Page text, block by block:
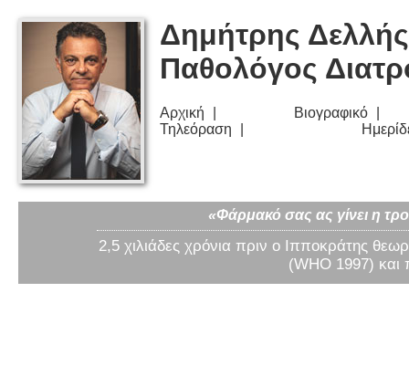
Δημήτρης
Παθολόγος
Αρχική
Βιογραφικό
Τηλεόραση
«Φάρμακό σας ας γίνει η
2,5 χιλιάδες χρόνια πριν ο Ιπποκράτης
(WHO 1997) και